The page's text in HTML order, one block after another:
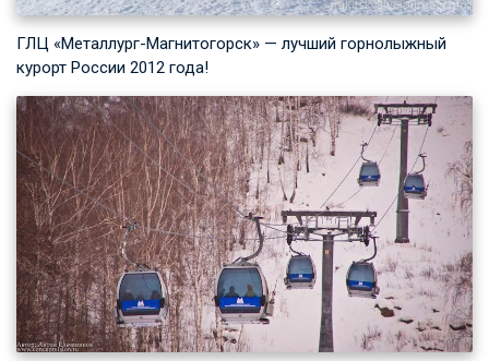
ГЛЦ «Металлург-Магнитогорск» — лучший горнолыжный
курорт России 2012 года!